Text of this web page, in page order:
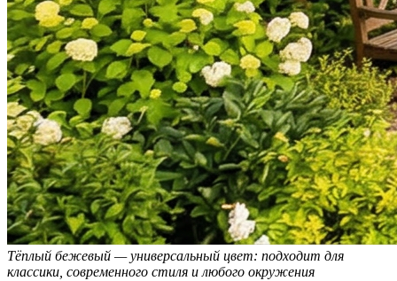
Тёплый бежевый — универсальный цвет: подходит для
классики, современного стиля и любого окружения